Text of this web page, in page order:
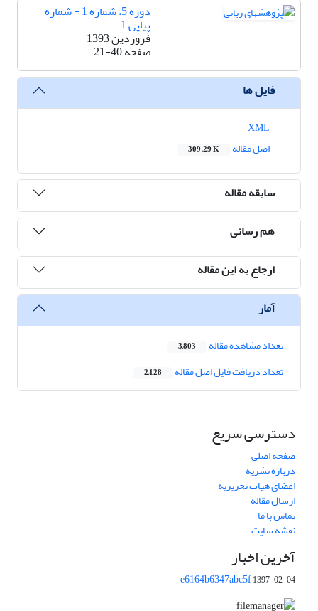
دوره 5، شماره 1 - شماره
پیاپی 1
فروردین 1393
صفحه21-40
فایل ها
اصل مقاله
309.29 K
سابقه مقاله
هم رسانی
ارجاع به این مقاله
آمار
تعداد مشاهده مقاله 3,803
تعداد دریافت فایل اصل مقاله 2,128
دسترسی سریع
صفحه اصلی
درباره نشریه
اعضای هیات تحریریه
ارسال مقاله
تماس با ما
نقشه سایت
آخرین اخبار
e6164b6347abc5f1397-02-04